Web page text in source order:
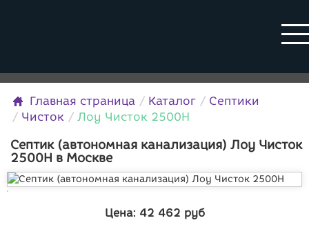
Главная страница Каталог
Септики
Чисток
Лоу Чисток 2500Н
Септик (автономная канализация) Лоу Чисток
2500Н в Москве
Цена: 42 462 руб